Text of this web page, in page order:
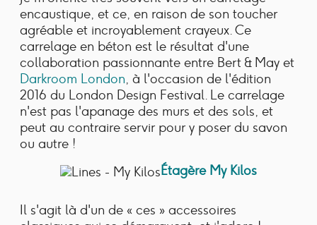
encaustique, et ce, en raison de son toucher
agréable et incroyablement crayeux. Ce
carrelage en béton est le résultat d'une
collaboration passionnante entre Bert & May et
Darkroom London, à l'occasion de l'édition
2016 du London Design Festival. Le carrelage
n'est pas l'apanage des murs et des sols, et
peut au contraire servir pour y poser du savon
ou autre !
Étagère My Kilos
Il s'agit là d'un de « ces » accessoires